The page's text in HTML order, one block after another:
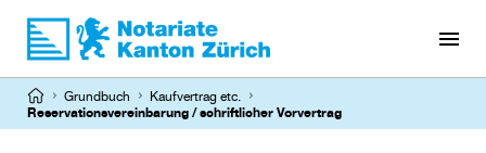
Direkt
zum
Pfadnavigation
Grundbuch
Kaufvertrag etc.
Reservationsvereinbarung / schriftlicher Vorvertrag